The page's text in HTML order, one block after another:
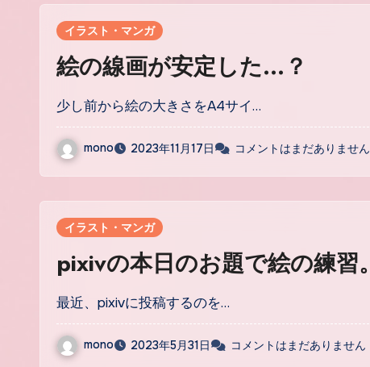
イラスト・マンガ
絵の線画が安定した…？
少し前から絵の大きさをA4サイ…
mono 2023年11月17日 コメントはまだありません
イラスト・マンガ
pixivの本日のお題で絵の練習。
最近、pixivに投稿するのを…
mono 2023年5月31日 コメントはまだありません